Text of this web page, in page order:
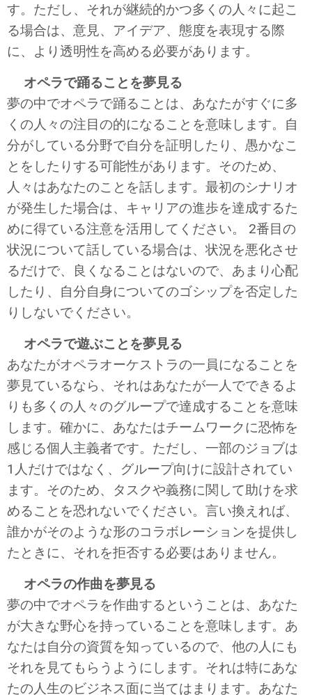
す。ただし、それが継続的かつ多くの人々に起こ
る場合は、意見、アイデア、態度を表現する際
に、より透明性を高める必要があります。
オペラで踊ることを夢見る
夢の中でオペラで踊ることは、あなたがすぐに多
くの人々の注目の的になることを意味します。自
分がしている分野で自分を証明したり、愚かなこ
とをしたりする可能性があります。そのため、
人々はあなたのことを話します。最初のシナリオ
が発生した場合は、キャリアの進歩を達成するた
めに得ている注意を活用してください。 2番目の
状況について話している場合は、状況を悪化させ
るだけで、良くなることはないので、あまり心配
したり、自分自身についてのゴシップを否定した
りしないでください。
オペラで遊ぶことを夢見る
あなたがオペラオーケストラの一員になることを
夢見ているなら、それはあなたが一人でできるよ
りも多くの人々のグループで達成することを意味
します。確かに、あなたはチームワークに恐怖を
感じる個人主義者です。ただし、一部のジョブは
1人だけではなく、グループ向けに設計されてい
ます。そのため、タスクや義務に関して助けを求
めることを恐れないでください。言い換えれば、
誰かがそのような形のコラボレーションを提供し
たときに、それを拒否する必要はありません。
オペラの作曲を夢見る
夢の中でオペラを作曲するということは、あなた
が大きな野心を持っていることを意味します。あ
なたは自分の資質を知っているので、他の人にも
それを見てもらうようにします。それは特にあな
たの人生のビジネス面に当てはまります。あなた